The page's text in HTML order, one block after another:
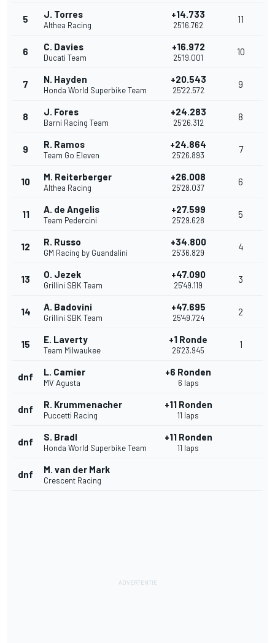
5 J. Torres
Althea Racing
+14.733
25'16.762
11
6 C. Davies
Ducati Team
+16.972
25'19.001
10
7 N. Hayden
Honda World Superbike Team
+20.543
25'22.572
9
8 J. Fores
Barni Racing Team
+24.283
25'26.312
8
9 R. Ramos
Team Go Eleven
+24.864
25'26.893
7
10 M. Reiterberger
Althea Racing
+26.008
25'28.037
6
11 A. de Angelis
Team Pedercini
+27.599
25'29.628
5
12 R. Russo
GM Racing by Guandalini
+34.800
25'36.829
4
13 O. Jezek
Grillini SBK Team
+47.090
25'49.119
3
14 A. Badovini
Grillini SBK Team
+47.695
25'49.724
2
15 E. Laverty
Team Milwaukee
+1 Ronde
26'23.945
1
dnf L. Camier
MV Agusta
+6 Ronden
6 laps
dnf R. Krummenacher
Puccetti Racing
+11 Ronden
11 laps
dnf S. Bradl
Honda World Superbike Team
+11 Ronden
11 laps
dnf M. van der Mark
Crescent Racing